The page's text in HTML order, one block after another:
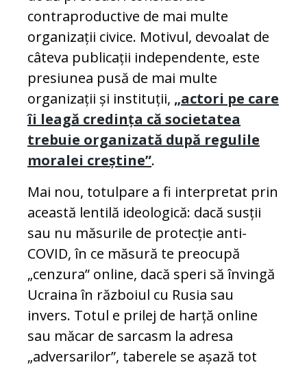
contraproductive de mai multe
organizații civice. Motivul, devoalat de
câteva publicații independente, este
presiunea pusă de mai multe
organizații și instituții, „actori pe care
îi leagă credința că societatea
trebuie organizată după regulile
moralei creștine”.
Mai nou, totulpare a fi interpretat prin
această lentilă ideologică: dacă susții
sau nu măsurile de protecție anti-
COVID, în ce măsură te preocupă
„cenzura” online, dacă speri să învingă
Ucraina în războiul cu Rusia sau
invers. Totul e prilej de harță online
sau măcar de sarcasm la adresa
„adversarilor”, taberele se așază tot